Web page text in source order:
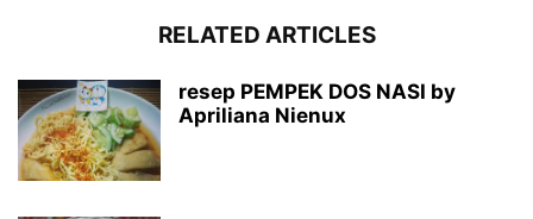
RELATED ARTICLES
resep PEMPEK DOS NASI by
Apriliana Nienux